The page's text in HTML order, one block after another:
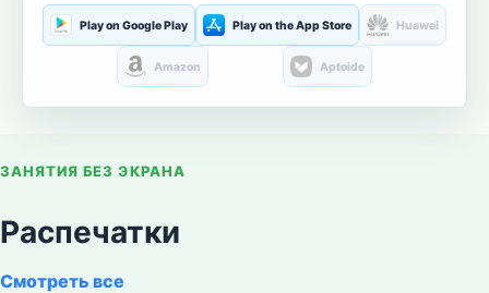
Play on Google Play Play on the App Store Huawei
Amazon Aptoide
ЗАНЯТИЯ БЕЗ ЭКРАНА
Распечатки
Смотреть все